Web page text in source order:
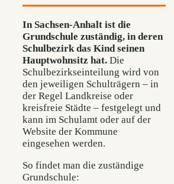
In Sachsen-Anhalt ist die
Grundschule zuständig, in deren
Schulbezirk das Kind seinen
Hauptwohnsitz hat. Die
Schulbezirkseinteilung wird von
den jeweiligen Schulträgern – in
der Regel Landkreise oder
kreisfreie Städte – festgelegt und
kann im Schulamt oder auf der
Website der Kommune
eingesehen werden.
So findet man die zuständige
Grundschule: